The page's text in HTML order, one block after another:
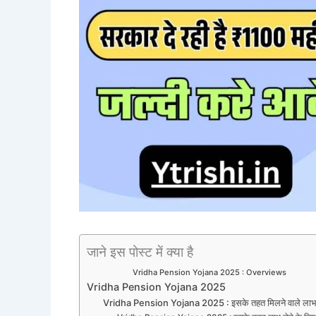
जाने इस पोस्ट में क्या है
Vridha Pension Yojana 2025 : Overviews
Vridha Pension Yojana 2025
Vridha Pension Yojana 2025 : इसके तहत मिलने वाले लाभ